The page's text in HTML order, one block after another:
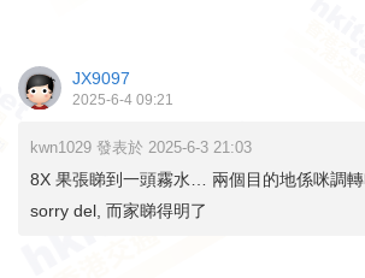
JX9097
2025-6-4 09:21
kwn1029 發表於 2025-6-3 21:03
8X 果張睇到一頭霧水… 兩個目的地係咪調轉
sorry del, 而家睇得明了